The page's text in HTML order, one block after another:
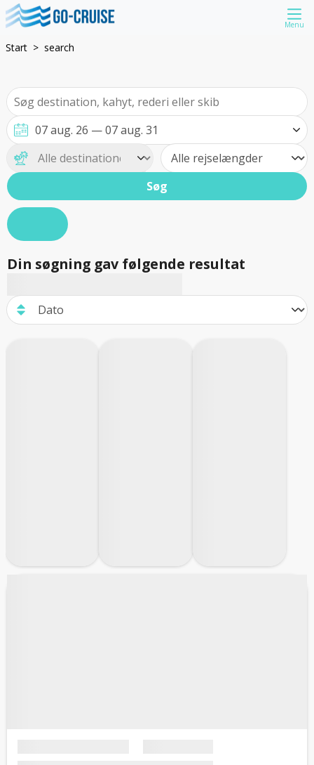
Menu
Start search
Søg
Din søgning gav følgende resultat